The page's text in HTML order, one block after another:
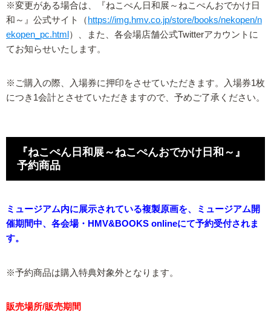
※変更がある場合は、『ねこぺん日和展～ねこぺんおでかけ日
和～』公式サイト（ https://img.hmv.co.jp/store/books/nekopen/n
ekopen_pc.html ）、また、各会場店舗公式Twitterアカウントに
てお知らせいたします。
※ご購入の際、入場券に押印をさせていただきます。入場券1枚
につき1会計とさせていただきますので、予めご了承ください。
『ねこぺん日和展～ねこぺんおでかけ日和～』
予約商品
ミュージアム内に展示されている複製原画を、ミュージアム開
催期間中、各会場・HMV&BOOKS onlineにて予約受付されま
す。
※予約商品は購入特典対象外となります。
販売場所/販売期間